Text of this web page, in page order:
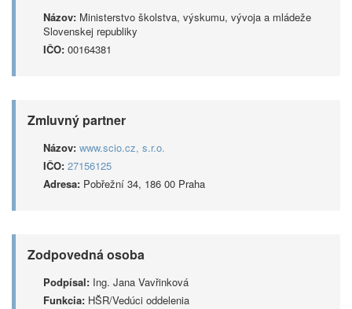
Názov: Ministerstvo školstva, výskumu, vývoja a mládeže
Slovenskej republiky
IČO: 00164381
Zmluvný partner
Názov: www.scio.cz, s.r.o.
IČO: 27156125
Adresa: Pobřežní 34, 186 00 Praha
Zodpovedná osoba
Podpísal: Ing. Jana Vavřinková
Funkcia: HŠR/Vedúci oddelenia